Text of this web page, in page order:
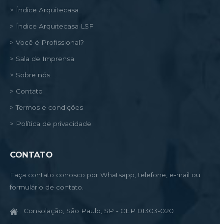
> Índice Arquitecasa
> Índice Arquitecasa LSF
> Você é Profissional?
> Sala de Imprensa
> Sobre nós
> Contato
> Termos e condições
> Política de privacidade
CONTATO
Faça contato conosco por Whatsapp, telefone, e-mail ou
formulário de contato.
Consolação, São Paulo, SP - CEP 01303-020